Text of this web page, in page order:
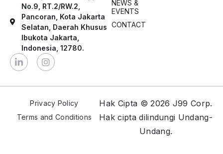
No.9, RT.2/RW.2,
Pancoran, Kota Jakarta
Selatan, Daerah Khusus
Ibukota Jakarta,
Indonesia, 12780.
NEWS &
EVENTS
CONTACT
Hak Cipta © 2026 J99 Corp.
Hak cipta dilindungi Undang-
Undang.
Privacy Policy
Terms and Conditions